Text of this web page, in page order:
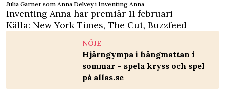
Julia Garner som Anna Delvey i Inventing Anna
Inventing Anna har premiär 11 februari
Källa: New York Times, The Cut, Buzzfeed
NÖJE
Hjärngympa i hängmattan i
sommar – spela kryss och spel
på allas.se